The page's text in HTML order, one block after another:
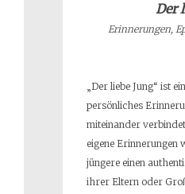
Der
Erinnerungen,
„Der liebe Jung“ ist
persönliches
miteinander
eigene
jüngere einen
ihrer Eltern oder